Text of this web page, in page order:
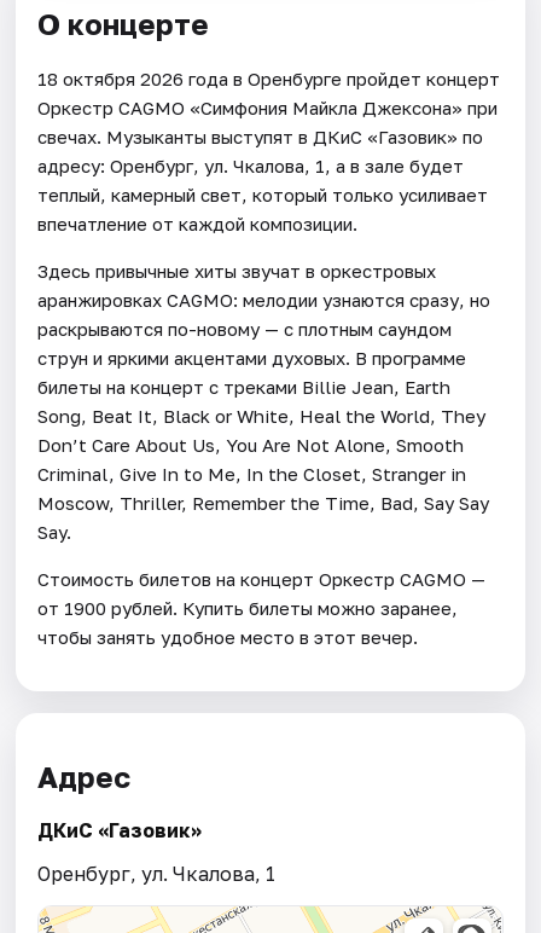
О концерте
18 октября 2026 года в Оренбурге пройдет концерт
Оркестр CAGMO «Симфония Майкла Джексона» при
свечах. Музыканты выступят в ДКиС «Газовик» по
адресу: Оренбург, ул. Чкалова, 1, а в зале будет
теплый, камерный свет, который только усиливает
впечатление от каждой композиции.
Здесь привычные хиты звучат в оркестровых
аранжировках CAGMO: мелодии узнаются сразу, но
раскрываются по-новому — с плотным саундом
струн и яркими акцентами духовых. В программе
билеты на концерт с треками Billie Jean, Earth
Song, Beat It, Black or White, Heal the World, They
Don’t Care About Us, You Are Not Alone, Smooth
Criminal, Give In to Me, In the Closet, Stranger in
Moscow, Thriller, Remember the Time, Bad, Say Say
Say.
Стоимость билетов на концерт Оркестр CAGMO —
от 1900 рублей. Купить билеты можно заранее,
чтобы занять удобное место в этот вечер.
Адрес
ДКиС «Газовик»
Оренбург, ул. Чкалова, 1